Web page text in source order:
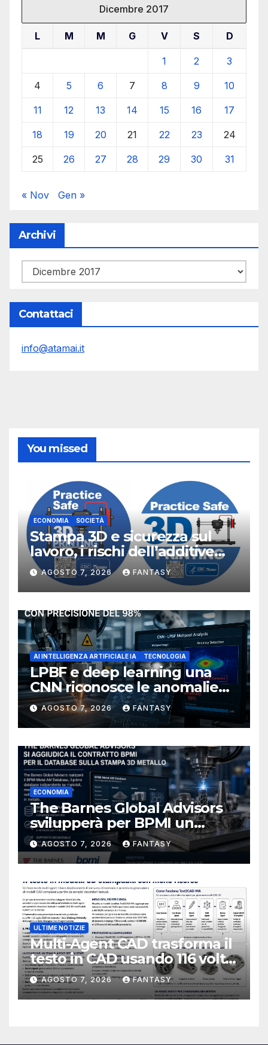
Dicembre 2017
L M M G V S D
1 2 3
4 5 6 7 8 9 10
11 12 13 14 15 16 17
18 19 20 21 22 23 24
25 26 27 28 29 30 31
« Nov Gen »
Archivi
Archivi
Contattaci
info@atamai.it
You missed
ECONOMIA SOCIETÀ
Stampa 3D e sicurezza sul
lavoro, i rischi dell’additive
manufacturing secondo
NIOSH
AGOSTO 7, 2026 FANTASY
AI INTELLIGENZA ARTIFICIALE IA TECNOLOGIA
LPBF e deep learning una
CNN riconosce le anomalie
del bagno di fusione
AGOSTO 7, 2026 FANTASY
ECONOMIA
The Barnes Global Advisors
svilupperà per BPMI un
database per la stampa 3D
metallica destinata alla filiera
navale statunitense
AGOSTO 7, 2026 FANTASY
ULTIME NOTIZIE
Multi-Agent CAD trasforma il
testo in CAD usando 116 volte
meno token
AGOSTO 7, 2026 FANTASY